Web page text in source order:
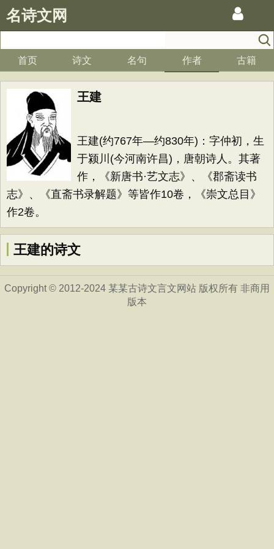
名诗文网
首页 诗文 名句 作者 古籍
王建
王建(约767年—约830年)：字仲初，生
于颍川(今河南许昌)，唐朝诗人。其著
作，《新唐书·艺文志》、《郡斋读书
志》、《直斋书录解题》等皆作10卷，《崇文总目》
作2卷。
王建的诗文
Copyright © 2012-2024 某某古诗文言文网站 版权所有 非商用
版本